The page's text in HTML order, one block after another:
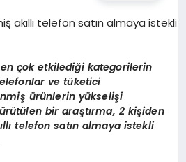
çok etkilediği kategorilerin
ve tüketici
ürünlerin yükselişi
bir araştırma, 2 kişiden
telefon satın almaya istekli